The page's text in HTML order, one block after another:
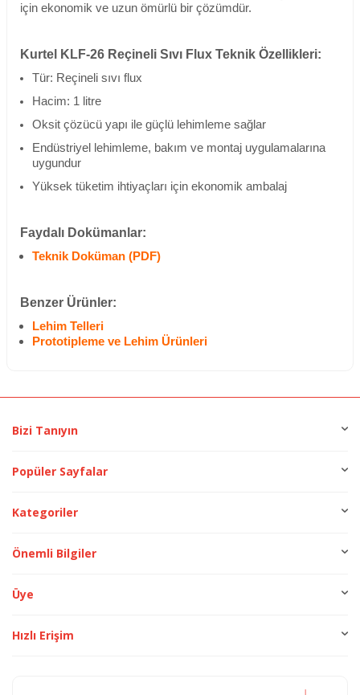
için ekonomik ve uzun ömürlü bir çözümdür.
Kurtel KLF-26 Reçineli Sıvı Flux Teknik Özellikleri:
Tür: Reçineli sıvı flux
Hacim: 1 litre
Oksit çözücü yapı ile güçlü lehimleme sağlar
Endüstriyel lehimleme, bakım ve montaj uygulamalarına
uygundur
Yüksek tüketim ihtiyaçları için ekonomik ambalaj
Faydalı Dokümanlar:
Teknik Doküman (PDF)
Benzer Ürünler:
Lehim Telleri
Prototipleme ve Lehim Ürünleri
Bizi Tanıyın
Popüler Sayfalar
Kategoriler
Önemli Bilgiler
Üye
Hızlı Erişim